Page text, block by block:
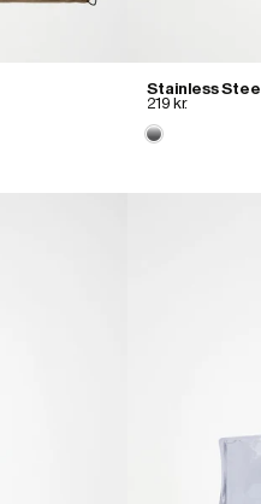
Stainless
219 kr.